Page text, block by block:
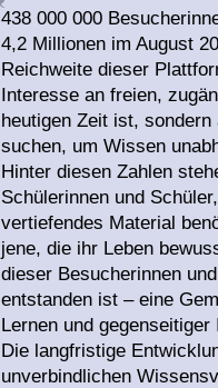
438 000 000
4,2 Millionen im August
Reichweite dieser
Interesse an freien,
heutigen Zeit ist,
suchen, um Wissen
Hinter diesen Zahlen
Schülerinnen und
vertiefendes Material
jene, die ihr Leben
dieser Besucherinnen
entstanden ist – eine
Lernen und
Die langfristige
unverbindlichen